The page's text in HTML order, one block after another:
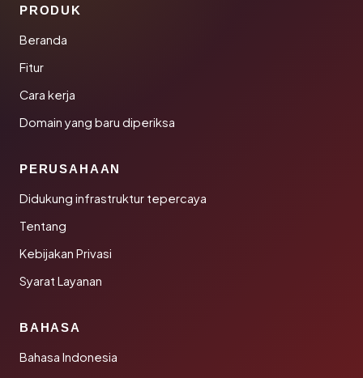
PRODUK
Beranda
Fitur
Cara kerja
Domain yang baru diperiksa
PERUSAHAAN
Didukung infrastruktur tepercaya
Tentang
Kebijakan Privasi
Syarat Layanan
BAHASA
Bahasa Indonesia